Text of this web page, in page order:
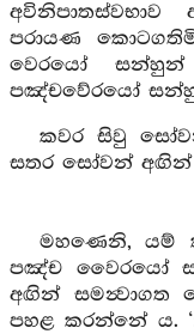
පරායණ
වෙරයෝ
පඤ්චවේරයෝ
කවර සිවු
සතර සෝවන් අඟින්
මහණෙනි, යම්
පඤ්ච වෛරයෝ
අඟින් සමන්‍වාගත
පහළ කරන්නේ ය.